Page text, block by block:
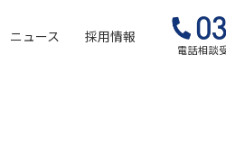
ニュース 採用情報
電話相談